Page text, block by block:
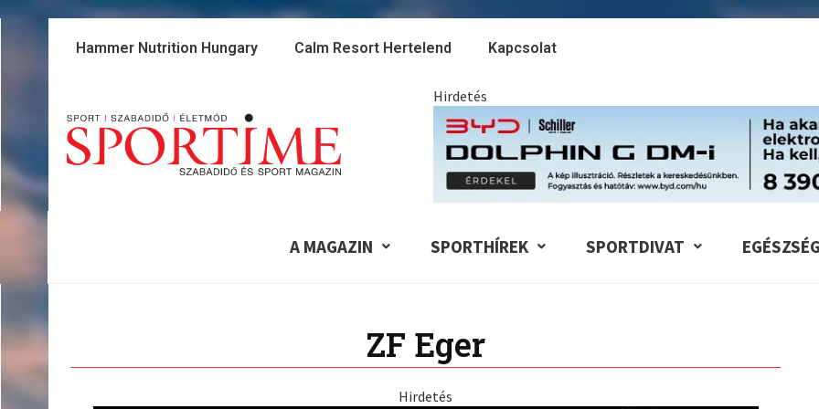
Hammer Nutrition Hungary Calm Resort Hertelend Kapcsolat
Hirdetés
A MAGAZIN SPORTHÍREK SPORTDIVAT EGÉSZSÉG
ZF Eger
Hirdetés